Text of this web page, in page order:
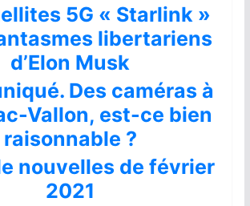
5G « Starlink »
libertariens
d’Elon Musk
Des caméras à
Vallon, est-ce bien
raisonnable ?
nouvelles de février
2021